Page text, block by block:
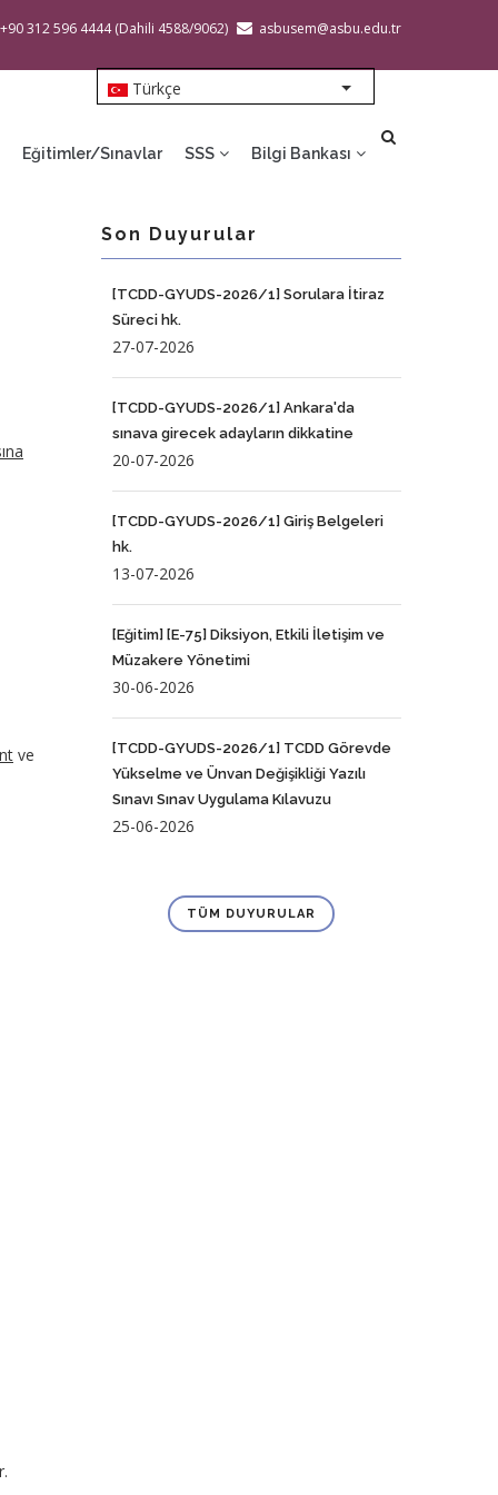
312 596 4444 (Dahili 4588/9062) asbusem@asbu.edu.tr
Türkçe List additional
Eğitimler/Sınavlar SSS Bilgi Bankası
ve
Son Duyurular
[TCDD-GYUDS-2026/1] Sorulara İtiraz
Süreci hk.
27-07-2026
[TCDD-GYUDS-2026/1] Ankara'da
sınava girecek adayların dikkatine
20-07-2026
[TCDD-GYUDS-2026/1] Giriş Belgeleri
hk.
13-07-2026
[Eğitim] [E-75] Diksiyon, Etkili İletişim ve
Müzakere Yönetimi
30-06-2026
[TCDD-GYUDS-2026/1] TCDD Görevde
Yükselme ve Ünvan Değişikliği Yazılı
Sınavı Sınav Uygulama Kılavuzu
25-06-2026
TÜM DUYURULAR